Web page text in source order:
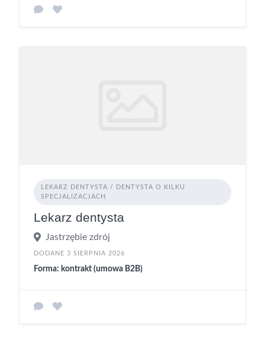
LEKARZ DENTYSTA / DENTYSTA O KILKU
SPECJALIZACJACH
Lekarz dentysta
Jastrzębie zdrój
DODANE 3 SIERPNIA 2026
Forma: kontrakt (umowa B2B)